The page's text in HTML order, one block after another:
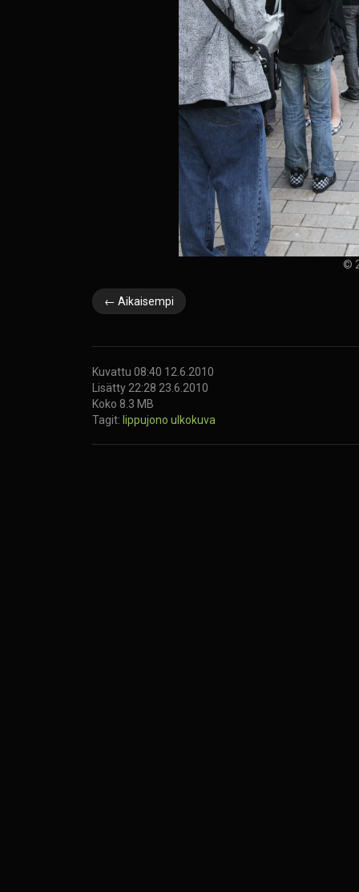
©
← Aikaisempi
Kuvattu 08:40 12.6.2010
Lisätty 22:28 23.6.2010
Koko 8.3 MB
Tagit: lippujono ulkokuva